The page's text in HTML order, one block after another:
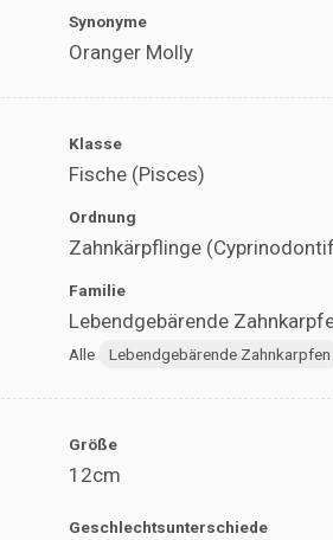
Synonyme
Oranger Molly
Klasse
Fische (Pisces)
Ordnung
Zahnkärpflinge
Familie
Lebendgebärende
Alle Lebendgebärende Zahnkarpfen
Größe
12cm
Geschlechtsunterschiede